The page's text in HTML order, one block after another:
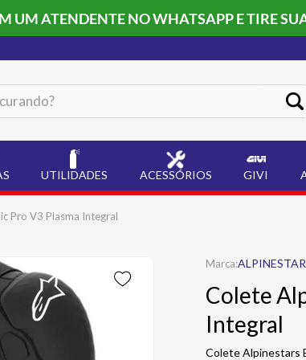
UM ATENDENTE NO WHATSAPP E TIRE
UTILIDADES ACESSÓRIOS GIVI
Pro V3 Plasma Integral
Colete
Integral
Colete Alpinestars